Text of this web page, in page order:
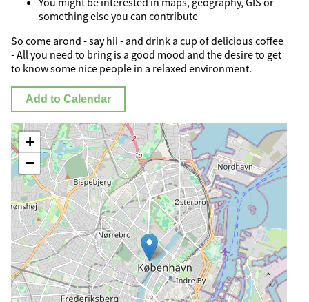
something else you can contribute
So come arond - say hii - and drink a cup of delicious coffee
- All you need to bring is a good mood and the desire to get
to know some nice people in a relaxed environment.
Add to Calendar
+
−